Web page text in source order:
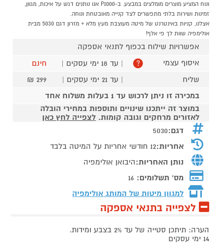
ונוח המציע מוצרים מומלצים במבצע. ב-P1000 אנו נותנים דגש על איכות, מגוון,
זמינות ושירות בלתי מתפשרים לצד קנייה מאובטחת ונוחה.
אצלנו, קניות באינטרנט של מיטה מעוצבת מעץ מלא + מזרון דגם 5030 מבית
אולימפיה שוות לך פי אלף!
אפשרויות שילוח בכפוף לתנאי אספקה
איסוף עצמי
? | עד 18 ימי עסקים |
חינם
שליח
| עד 21 ימי עסקים |
299 ₪
במכירה זו ניתן לרכוש עד 1 בעלות משלוח אחד
במוצר זה ייתכנו שינויים ותוספות במחירי הובלה
לאזורים מרחקים וגובה קומות. לצפייה לחץ כאן
דגם:5030
אחריות:12 חודשי אחריות על המיטה בלבד
נותן האחריות:היבואן אולימפיה
מס' תשלומים: 16
למגוון מיטות של המותג אולימפיה
לצפייה בתנאי אספקה
הערה: תיתכן סטייה של עד 2% בצבע ומידות.
14 ימי עסקים